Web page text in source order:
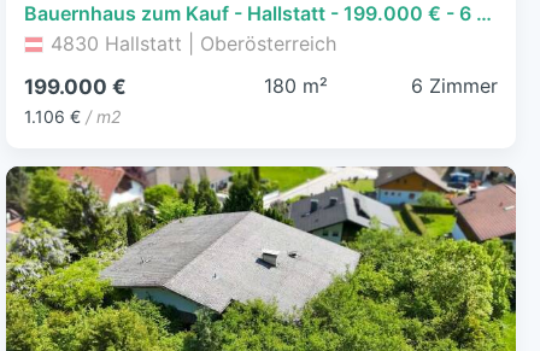
Bauernhaus zum Kauf - Hallstatt - 199.000 € - 6 Zimmer, 180 m²
4830 Hallstatt | Oberösterreich
199.000 €
1.106 € / m2
180 m² 6 Zimmer